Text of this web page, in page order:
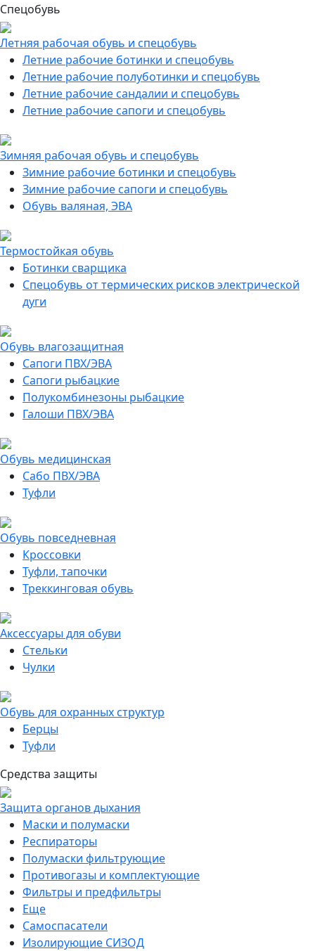
Спецобувь
Летняя рабочая обувь и спецобувь
Летние рабочие ботинки и спецобувь
Летние рабочие полуботинки и спецобувь
Летние рабочие сандалии и спецобувь
Летние рабочие сапоги и спецобувь
Зимняя рабочая обувь и спецобувь
Зимние рабочие ботинки и спецобувь
Зимние рабочие сапоги и спецобувь
Обувь валяная, ЭВА
Термостойкая обувь
Ботинки сварщика
Спецобувь от термических рисков электрической
дуги
Обувь влагозащитная
Сапоги ПВХ/ЭВА
Сапоги рыбацкие
Полукомбинезоны рыбацкие
Галоши ПВХ/ЭВА
Обувь медицинская
Сабо ПВХ/ЭВА
Туфли
Обувь повседневная
Кроссовки
Туфли, тапочки
Треккинговая обувь
Аксессуары для обуви
Стельки
Чулки
Обувь для охранных структур
Берцы
Туфли
Средства защиты
Защита органов дыхания
Маски и полумаски
Респираторы
Полумаски фильтрующие
Противогазы и комплектующие
Фильтры и предфильтры
Еще
Самоспасатели
Изолирующие СИЗОД